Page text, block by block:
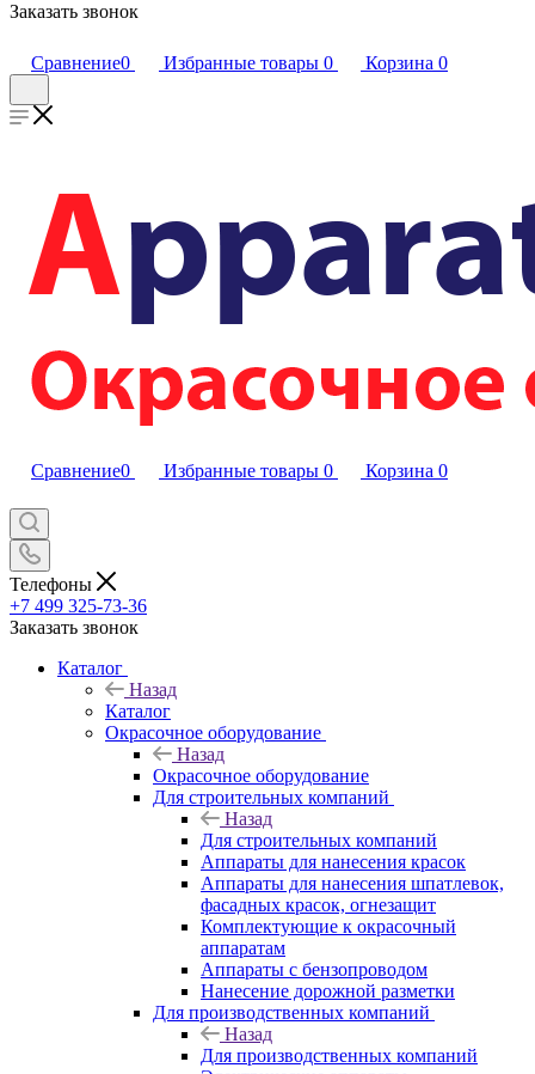
Заказать звонок
Сравнение0 Избранные товары 0 Корзина 0
Сравнение0 Избранные товары 0 Корзина 0
Телефоны
+7 499 325-73-36
Заказать звонок
Каталог
Назад
Каталог
Окрасочное оборудование
Назад
Окрасочное оборудование
Для строительных компаний
Назад
Для строительных компаний
Аппараты для нанесения красок
Аппараты для нанесения шпатлевок,
фасадных красок, огнезащит
Комплектующие к окрасочный
аппаратам
Аппараты с бензопроводом
Нанесение дорожной разметки
Для производственных компаний
Назад
Для производственных компаний